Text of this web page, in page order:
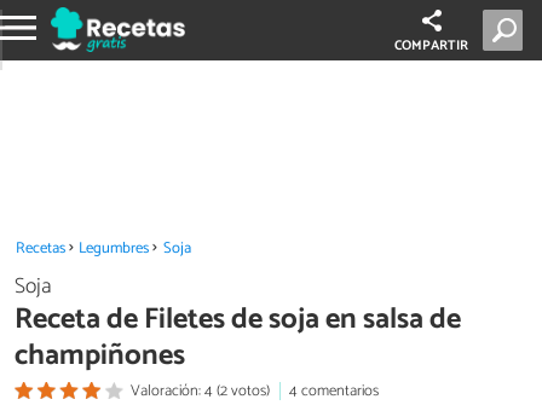
COMPARTIR
Recetas Legumbres Soja
Soja
Receta de Filetes de soja en salsa de
champiñones
Valoración: 4 (2 votos)
4 comentarios